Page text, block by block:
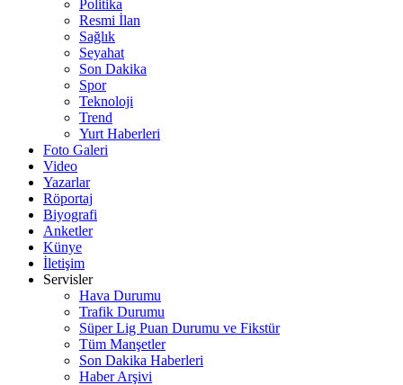
Politika
Resmi İlan
Sağlık
Seyahat
Son Dakika
Spor
Teknoloji
Trend
Yurt Haberleri
Foto Galeri
Video
Yazarlar
Röportaj
Biyografi
Anketler
Künye
İletişim
Servisler
Hava Durumu
Trafik Durumu
Süper Lig Puan Durumu ve Fikstür
Tüm Manşetler
Son Dakika Haberleri
Haber Arşivi